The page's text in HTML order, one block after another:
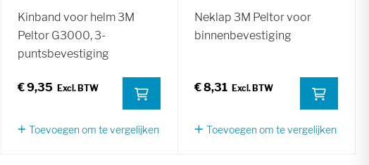
Kinband voor helm 3M
Peltor G3000, 3-
puntsbevestiging
€ 9,35
Toevoegen om te vergelijken
Neklap 3M Peltor voor
binnenbevestiging
€ 8,31
Toevoegen om te vergelijken